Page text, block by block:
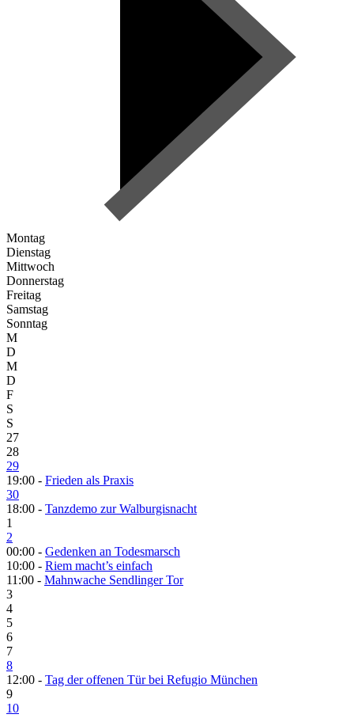
Montag
Dienstag
Mittwoch
Donnerstag
Freitag
Samstag
Sonntag
M
D
M
D
F
S
S
27
28
29
19:00 - Frieden als Praxis
30
18:00 - Tanzdemo zur Walburgisnacht
1
2
00:00 - Gedenken an Todesmarsch
10:00 - Riem macht’s einfach
11:00 - Mahnwache Sendlinger Tor
3
4
5
6
7
8
12:00 - Tag der offenen Tür bei Refugio München
9
10